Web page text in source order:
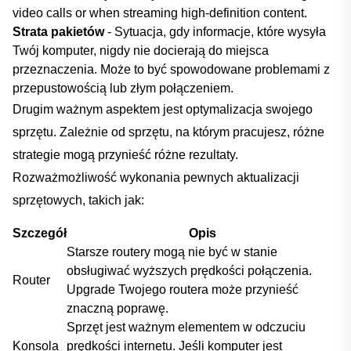
video⁢ calls or ⁣when streaming high-definition content.
Strata pakietów-⁤ Sytuacja, gdy informacje, które⁢ wysyła
Twój komputer, nigdy⁢ nie docierają do miejsca
przeznaczenia. Może to⁤ być spowodowane problemami z ​
przepustowością lub złym połączeniem.
Drugim ważnym aspektem jest​ optymalizacja⁢ swojego​
sprzętu. ⁢Zależnie od sprzętu, na ​którym pracujesz, różne
strategie mogą przynieść różne rezultaty.
Rozważmożliwość wykonania pewnych aktualizacji
sprzętowych, takich jak:
Szczegół Opis
Router
Starsze routery mogą nie‍ być w⁣ stanie‌
obsługiwać‌ wyższych prędkości połączenia.
Upgrade ⁤Twojego ​routera może przynieść
⁤znaczną poprawę.
Konsola
Sprzęt jest ważnym elementem w odczuciu
prędkości internetu. Jeśli komputer jest